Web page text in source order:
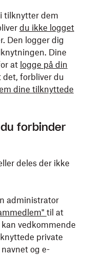
tilknytter dem
du ikke logget
Den logger dig
Dine
at logge på din
det, forbliver du
dine tilknyttede
forbinder
deles der ikke
administrator
til at
vedkommende
private
og e-